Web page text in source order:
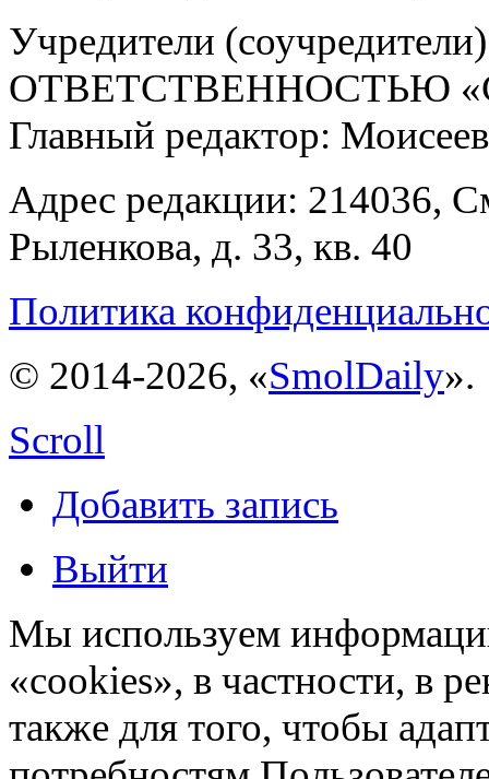
Учредители
ОТВЕТСТВЕННОСТЬЮ
Главный редактор:
Адрес редакции: 214036,
Рыленкова, д. 33, кв. 40
Политика
© 2014-2026, «SmolDaily».
Scroll
Добавить запись
Выйти
Мы используем
«cookies», в частности, в
также для того, чтобы